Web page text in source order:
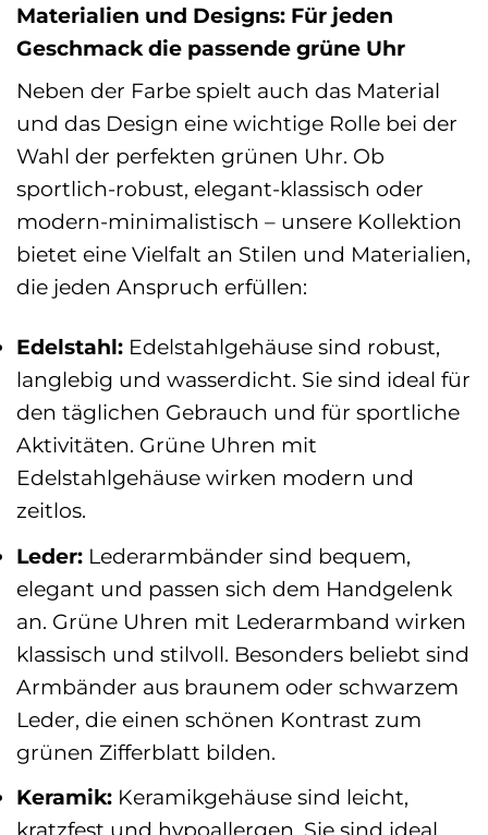
Materialien und Designs: Für jeden
Geschmack die passende grüne Uhr
Neben der Farbe spielt auch das Material
und das Design eine wichtige Rolle bei der
Wahl der perfekten grünen Uhr. Ob
sportlich-robust, elegant-klassisch oder
modern-minimalistisch – unsere Kollektion
bietet eine Vielfalt an Stilen und Materialien,
die jeden Anspruch erfüllen:
Edelstahl: Edelstahlgehäuse sind robust,
langlebig und wasserdicht. Sie sind ideal für
den täglichen Gebrauch und für sportliche
Aktivitäten. Grüne Uhren mit
Edelstahlgehäuse wirken modern und
zeitlos.
Leder: Lederarmbänder sind bequem,
elegant und passen sich dem Handgelenk
an. Grüne Uhren mit Lederarmband wirken
klassisch und stilvoll. Besonders beliebt sind
Armbänder aus braunem oder schwarzem
Leder, die einen schönen Kontrast zum
grünen Zifferblatt bilden.
Keramik: Keramikgehäuse sind leicht,
kratzfest und hypoallergen. Sie sind ideal